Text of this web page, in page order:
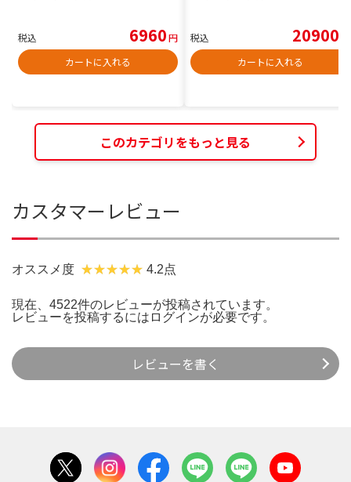
税込 6960円
カートに入れる
税込 20900
カートに入れる
このカテゴリをもっと見る
カスタマーレビュー
オススメ度 4.2点
現在、4522件のレビューが投稿されています。
レビューを投稿するには ログインが必要です。
レビューを書く